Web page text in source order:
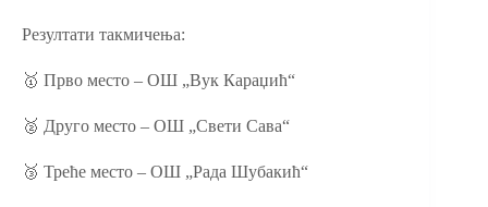
Резултати такмичења:
🥇 Прво место – ОШ „Вук Караџић“
🥈 Друго место – ОШ „Свети Сава“
🥉 Треће место – ОШ „Рада Шубакић“